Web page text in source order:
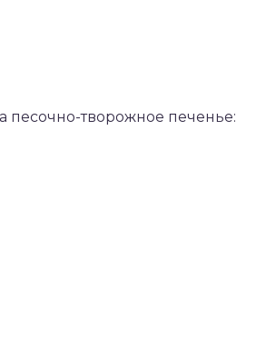
песочно-творожное печенье: